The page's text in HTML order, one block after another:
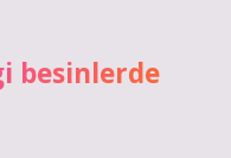
besinlerde